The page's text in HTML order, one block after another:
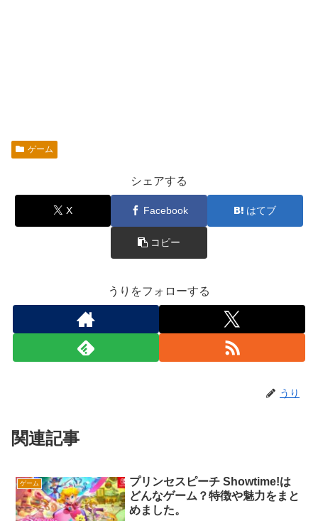
ゲーム
シェアする
X Facebook はてブ
コピー
うりをフォローする
うり
関連記事
ゲーム
プリンセスピーチ Showtime!は
どんなゲーム？特徴や魅力をまと
めました。